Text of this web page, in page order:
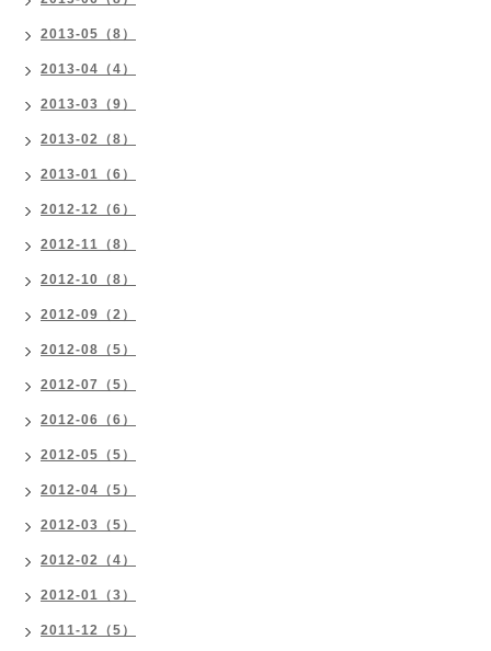
2013-05（8）
2013-04（4）
2013-03（9）
2013-02（8）
2013-01（6）
2012-12（6）
2012-11（8）
2012-10（8）
2012-09（2）
2012-08（5）
2012-07（5）
2012-06（6）
2012-05（5）
2012-04（5）
2012-03（5）
2012-02（4）
2012-01（3）
2011-12（5）